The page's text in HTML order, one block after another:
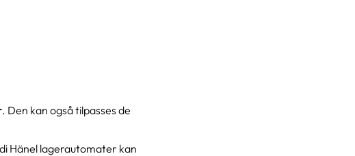
. Den kan også tilpasses de
Hänel lagerautomater kan